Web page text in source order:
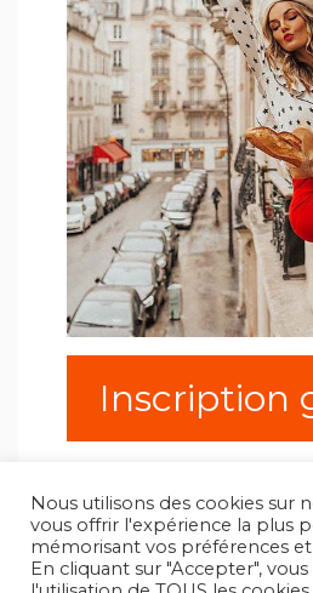
Inscription
Nous utilisons des cookies sur
vous offrir l'expérience la plus
mémorisant vos préférences
En cliquant sur "Accepter",